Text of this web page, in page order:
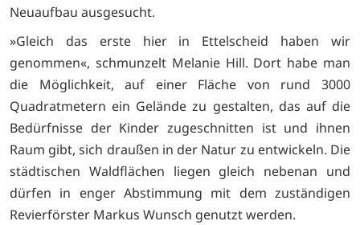
Neuaufbau ausgesucht.
»Gleich das erste hier in Ettelscheid haben wir
genommen«, schmunzelt Melanie Hill. Dort habe man
die Möglichkeit, auf einer Fläche von rund 3000
Quadratmetern ein Gelände zu gestalten, das auf die
Bedürfnisse der Kinder zugeschnitten ist und ihnen
Raum gibt, sich draußen in der Natur zu entwickeln. Die
städtischen Waldflächen liegen gleich nebenan und
dürfen in enger Abstimmung mit dem zuständigen
Revierförster Markus Wunsch genutzt werden.